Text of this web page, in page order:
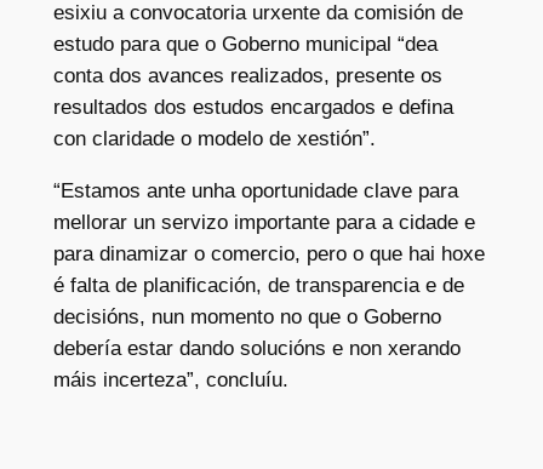
esixiu a convocatoria urxente da comisión de
estudo para que o Goberno municipal “dea
conta dos avances realizados, presente os
resultados dos estudos encargados e defina
con claridade o modelo de xestión”.
“Estamos ante unha oportunidade clave para
mellorar un servizo importante para a cidade e
para dinamizar o comercio, pero o que hai hoxe
é falta de planificación, de transparencia e de
decisións, nun momento no que o Goberno
debería estar dando solucións e non xerando
máis incerteza”, concluíu.